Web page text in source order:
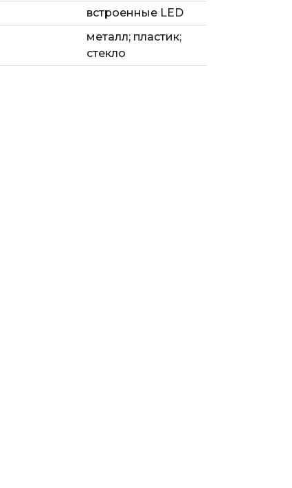
встроенные LED
металл; пластик;
стекло